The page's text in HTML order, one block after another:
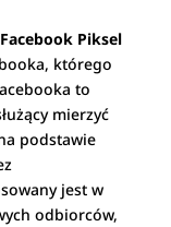
Facebook Piksel
którego
to
mierzyć
podstawie
jest w
odbiorców,